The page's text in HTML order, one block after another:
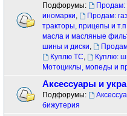
Подфорумы:
Продам:
иномарки,
Продам:
тракторы, прицепы и
масла и масляные
шины и диски,
Куплю ТС, Куплю:
Мотоциклы, мопеды и
Аксессуары и
Подфорумы:
бижутерия